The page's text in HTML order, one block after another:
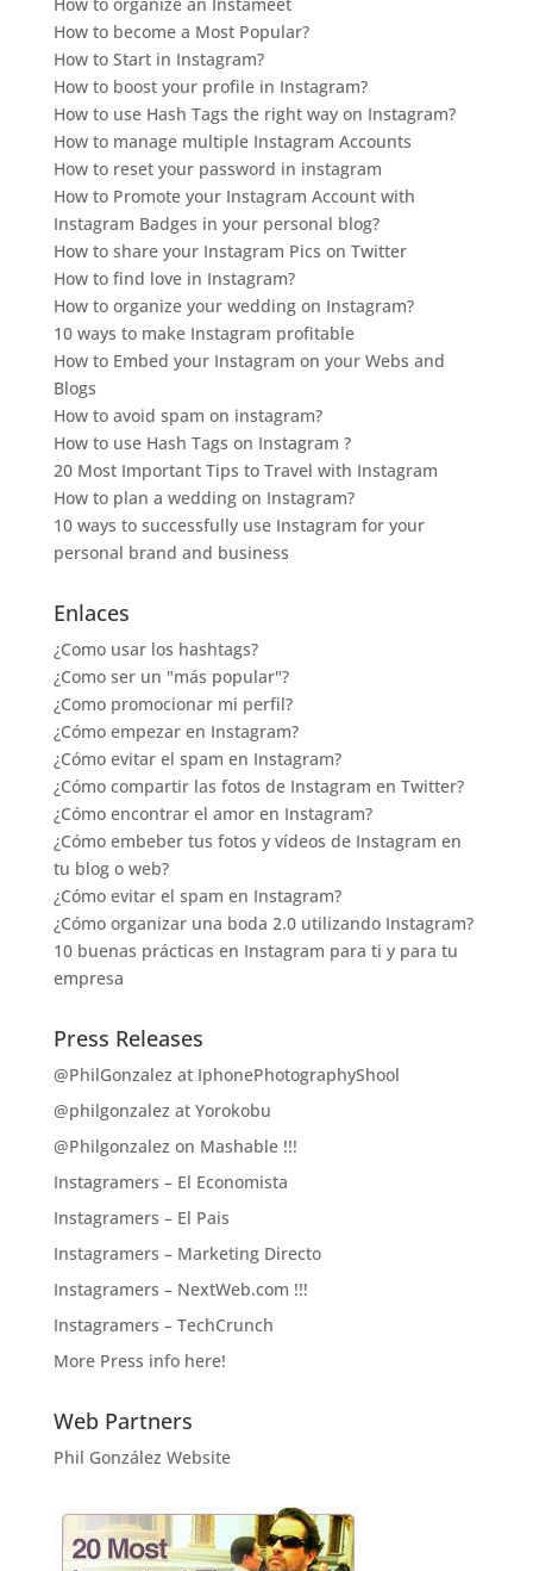
How to become a Most Popular?
How to Start in Instagram?
How to boost your profile in Instagram?
How to use Hash Tags the right way on Instagram?
How to manage multiple Instagram Accounts
How to reset your password in instagram
How to Promote your Instagram Account with
Instagram Badges in your personal blog?
How to share your Instagram Pics on Twitter
How to find love in Instagram?
How to organize your wedding on Instagram?
10 ways to make Instagram profitable
How to Embed your Instagram on your Webs and
Blogs
How to avoid spam on instagram?
How to use Hash Tags on Instagram ?
20 Most Important Tips to Travel with Instagram
How to plan a wedding on Instagram?
10 ways to successfully use Instagram for your
personal brand and business
Enlaces
¿Como usar los hashtags?
¿Como ser un "más popular"?
¿Como promocionar mi perfil?
¿Cómo empezar en Instagram?
¿Cómo evitar el spam en Instagram?
¿Cómo compartir las fotos de Instagram en Twitter?
¿Cómo encontrar el amor en Instagram?
¿Cómo embeber tus fotos y vídeos de Instagram en
tu blog o web?
¿Cómo evitar el spam en Instagram?
¿Cómo organizar una boda 2.0 utilizando Instagram?
10 buenas prácticas en Instagram para ti y para tu
empresa
Press Releases
@PhilGonzalez at IphonePhotographyShool
@philgonzalez at Yorokobu
@Philgonzalez on Mashable !!!
Instagramers – El Economista
Instagramers – El Pais
Instagramers – Marketing Directo
Instagramers – NextWeb.com !!!
Instagramers – TechCrunch
More Press info here!
Web Partners
Phil González Website